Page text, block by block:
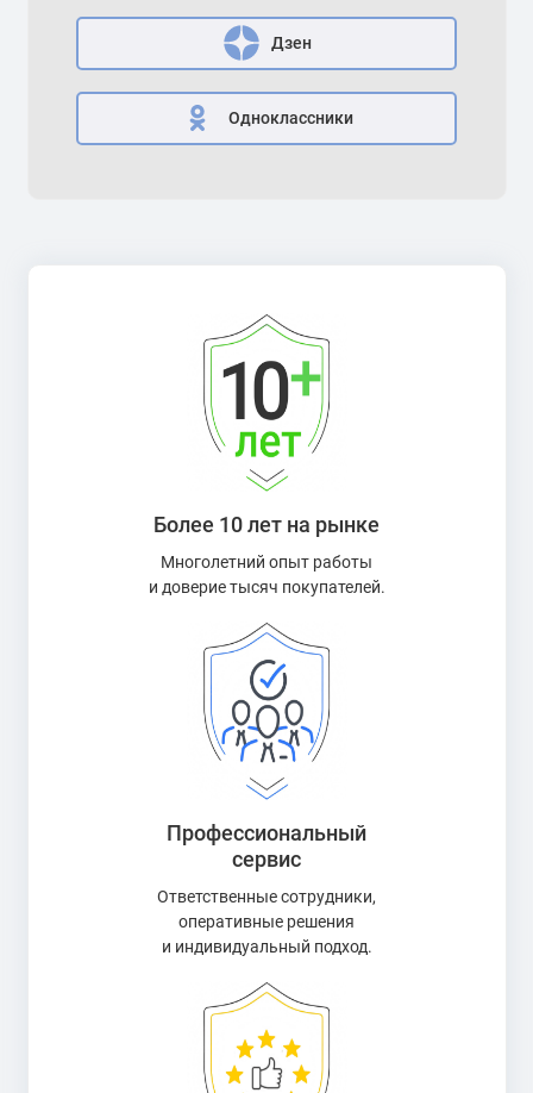
Дзен
Одноклассники
Более 10 лет на рынке
Многолетний опыт работы
и доверие тысяч покупателей.
Профессиональный
сервис
Ответственные сотрудники,
оперативные решения
и индивидуальный подход.